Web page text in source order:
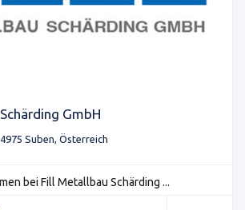
GmbH
Suben, Österreich
bei Fill Metallbau Schärding ...